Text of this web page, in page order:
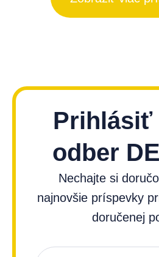
Prihlásiť
odber
Nechajte si
najnovšie príspevky
doručenej
Názov
Email